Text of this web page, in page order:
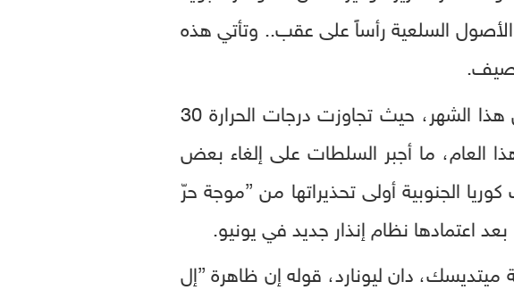
الأصول السلعية رأساً على عقب.. وتأتي هذه
شهدت أجزاء من المملكة المتحدة موجة حرّ استمرت قرابة أسبوعين هذا الشهر، حيث تجاوزت درجات الحرارة 30
حرّ هذا العام، ما أجبر السلطات على إلغاء بعض
الجنوبية أولى تحذيراتها من ”موجة حرّ
اعتمادها نظام إنذار جديد في يونيو.
دان ليونارد، قوله إن ظاهرة ”إل